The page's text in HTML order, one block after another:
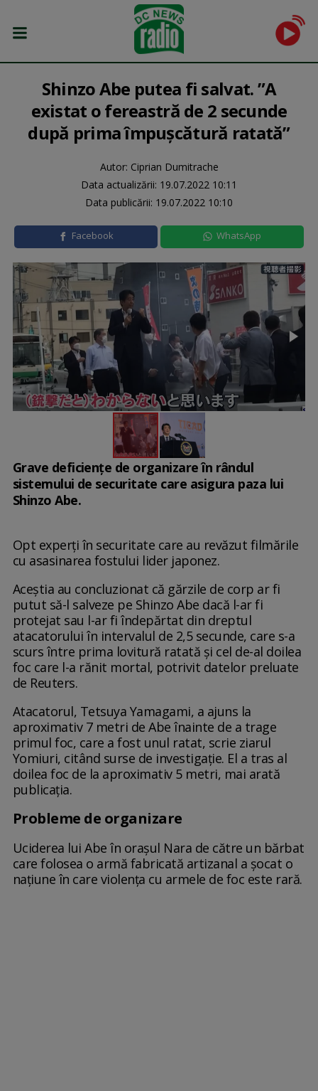
Shinzo Abe putea fi salvat. ”A
existat o fereastră de 2 secunde
după prima împușcătură ratată”
Autor: Ciprian Dumitrache
Data actualizării: 19.07.2022 10:11
Data publicării: 19.07.2022 10:10
Facebook WhatsApp
Grave deficiențe de organizare în rândul
sistemului de securitate care asigura paza lui
Shinzo Abe.
Opt experți în securitate care au revăzut filmările
cu asasinarea fostului lider japonez.
Aceștia au concluzionat că gărzile de corp ar fi
putut să-l salveze pe Shinzo Abe dacă l-ar fi
protejat sau l-ar fi îndepărtat din dreptul
atacatorului în intervalul de 2,5 secunde, care s-a
scurs între prima lovitură ratată și cel de-al doilea
foc care l-a rănit mortal, potrivit datelor preluate
de Reuters.
Atacatorul, Tetsuya Yamagami, a ajuns la
aproximativ 7 metri de Abe înainte de a trage
primul foc, care a fost unul ratat, scrie ziarul
Yomiuri, citând surse de investigație. El a tras al
doilea foc de la aproximativ 5 metri, mai arată
publicația.
Probleme de organizare
Uciderea lui Abe în orașul Nara de către un bărbat
care folosea o armă fabricată artizanal a șocat o
națiune în care violența cu armele de foc este rară.